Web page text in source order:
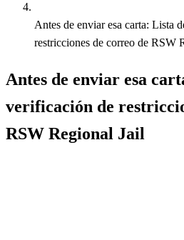
Antes de enviar esa carta: Lista
restricciones de correo de RSW
Antes de enviar esa
verificación de
RSW Regional Jail